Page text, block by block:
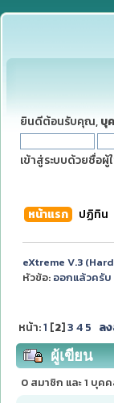
ยินดีต้อนรับคุณ, บุ
เข้าสู่ระบบด้วยชื่อผู้
หน้าแรก ปฏิทิน
eXtreme V.3
หัวข้อ: ออกแล้วครับ
หน้า:1 [2]3 4 5 ล
ผู้เขียน
101508 ครั้ง)
0 สมาชิก และ 1 บุค